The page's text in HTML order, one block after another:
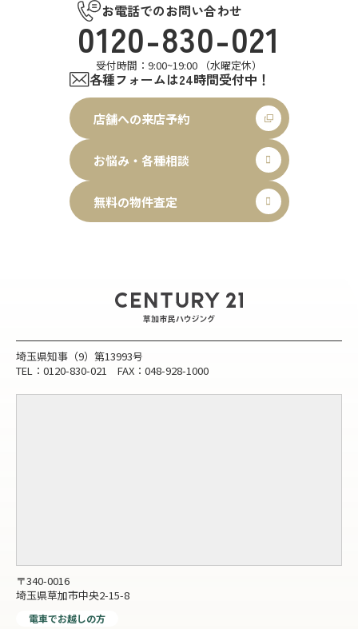
お電話でのお問い合わせ
0120-830-021
受付時間：9:00~19:00 （水曜定休）
各種フォームは24時間受付中！
店舗への来店予約
お悩み・各種相談
無料の物件査定
埼玉県知事（9）第13993号
TEL：0120-830-021 FAX：048-928-1000
〒340-0016
埼玉県草加市中央2-15-8
電車でお越しの方